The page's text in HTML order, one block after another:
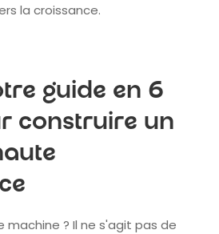
la croissance.
guide en 6
construire un
machine ? Il ne s'agit pas de